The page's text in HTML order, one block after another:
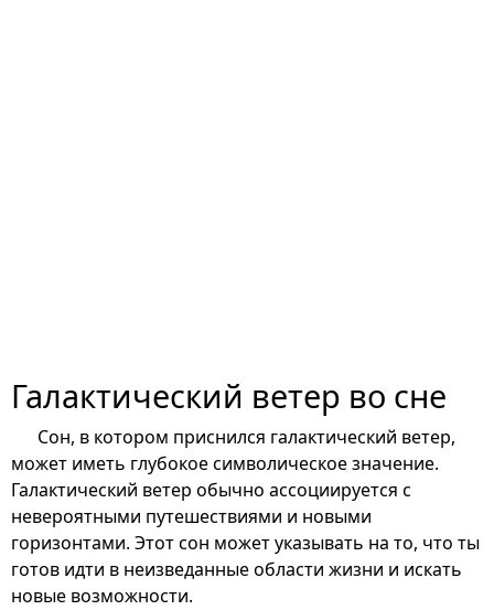
Галактический ветер во сне
Сон, в котором приснился галактический ветер,
может иметь глубокое символическое значение.
Галактический ветер обычно ассоциируется с
невероятными путешествиями и новыми
горизонтами. Этот сон может указывать на то, что ты
готов идти в неизведанные области жизни и искать
новые возможности.